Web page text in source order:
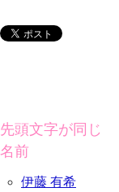
先頭文字が同じ
名前
伊藤 有希